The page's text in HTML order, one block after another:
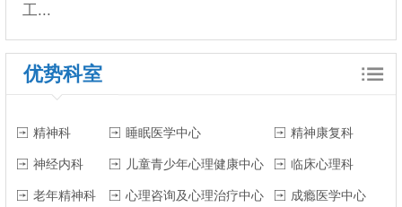
工...
优势科室
精神科 睡眠医学中心 精神康复科
神经内科 儿童青少年心理健康中心 临床心理科
老年精神科 心理咨询及心理治疗中心 成瘾医学中心